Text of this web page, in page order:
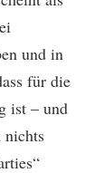
und in
für die
ist – und
nichts